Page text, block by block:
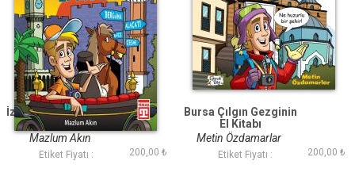
İzmir Çılgın Gezginin
El Kitabı
Mazlum Akın
Etiket Fiyatı : 200,00 ₺
Bursa Çılgın Gezginin
El Kitabı
Metin Özdamarlar
Etiket Fiyatı : 200,00 ₺